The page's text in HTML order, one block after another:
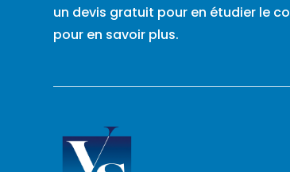
un devis gratuit pour en étudier le
pour en savoir plus.